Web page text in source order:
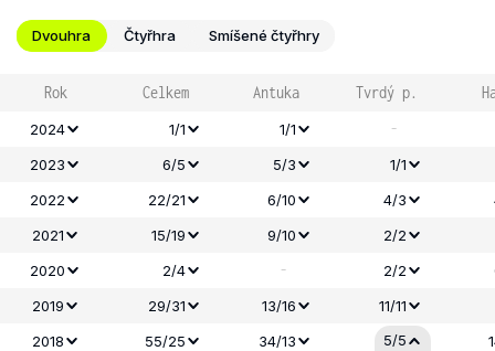
Dvouhra Čtyřhra Smíšené čtyřhry
Rok Celkem Antuka Tvrdý p.
2024 1/1 1/1 -
2023 6/5 5/3
1/1
2022
22/21 6/10 4/3
2021
15/19 9/10 2/2
2020
2/4 - 2/2
2019
29/31 13/16
11/11
2018
55/25 34/13 5/5